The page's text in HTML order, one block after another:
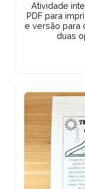
Atividade
PDF para
e versão para
duas